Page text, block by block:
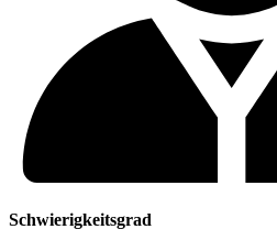
Schwierigkeitsgrad